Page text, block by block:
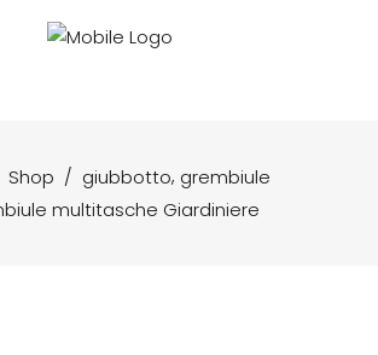
Shop / giubbotto, grembiule
multitasche Giardiniere